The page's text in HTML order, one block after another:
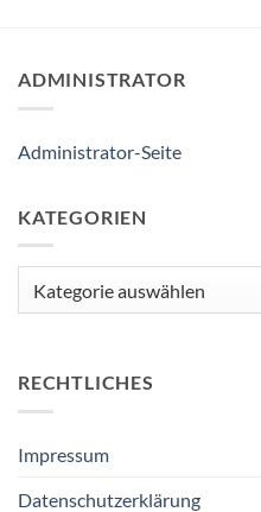
ADMINISTRATOR
Administrator-Seite
KATEGORIEN
RECHTLICHES
Impressum
Datenschutzerklärung